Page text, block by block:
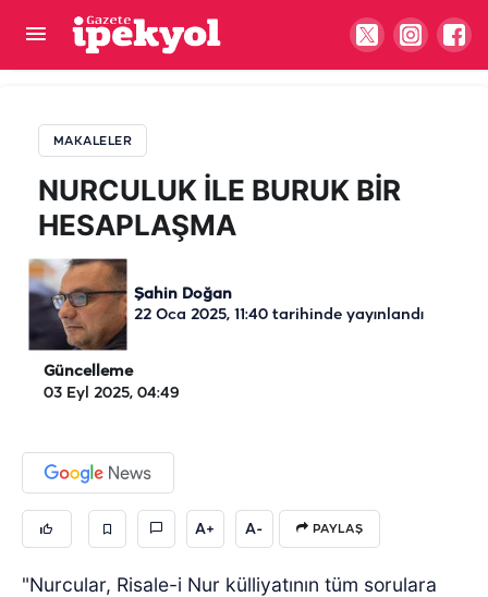
MAKALELER
NURCULUK İLE BURUK BİR
HESAPLAŞMA
Şahin Doğan
22 Oca 2025, 11:40 tarihinde yayınlandı
Güncelleme
03 Eyl 2025, 04:49
A+ A- PAYLAŞ
"Nurcular, Risale-i Nur külliyatının tüm sorulara
NURCULUK İLE BURUK BİR HESAPLAŞMA